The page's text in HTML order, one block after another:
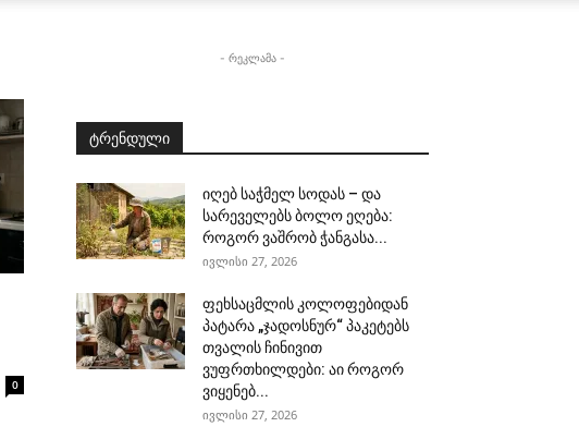
0
- რეკლამა -
ტრენდული
იღებ საჭმელ სოდას – და
სარეველებს ბოლო ეღება:
როგორ ვაშრობ ჭანგასა...
ივლისი 27, 2026
ფეხსაცმლის კოლოფებიდან
პატარა „ჯადოსნურ“ პაკეტებს
თვალის ჩინივით
ვუფრთხილდები: აი როგორ
ვიყენებ...
ივლისი 27, 2026